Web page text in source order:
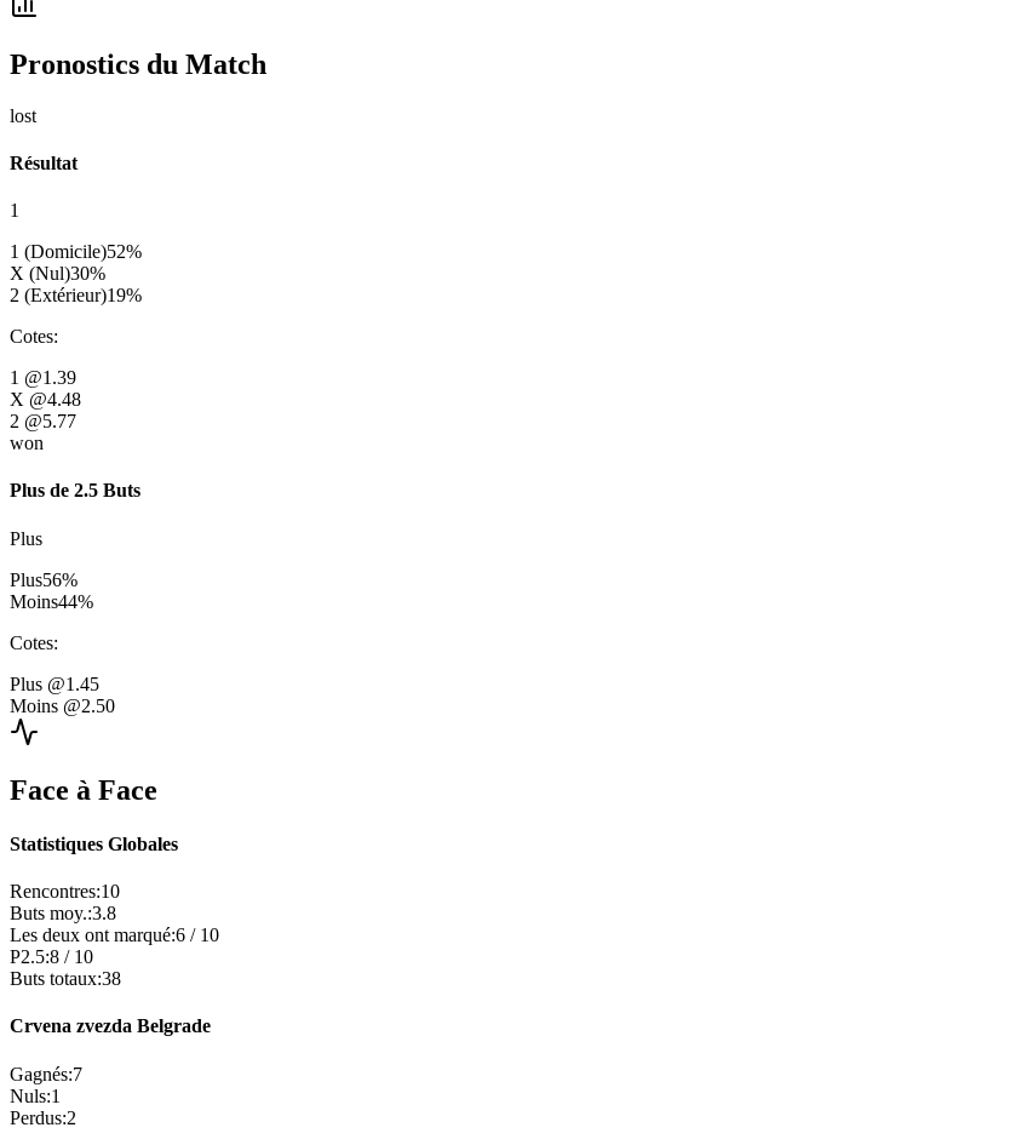
Pronostics du Match
lost
Résultat
1
1 (Domicile)52%
X (Nul)30%
2 (Extérieur)19%
Cotes:
1 @1.39
X @4.48
2 @5.77
won
Plus de 2.5 Buts
Plus
Plus56%
Moins44%
Cotes:
Plus @1.45
Moins @2.50
Face à Face
Statistiques Globales
Rencontres:10
Buts moy.:3.8
Les deux ont marqué:6 / 10
P2.5:8 / 10
Buts totaux:38
Crvena zvezda Belgrade
Gagnés:7
Nuls:1
Perdus:2